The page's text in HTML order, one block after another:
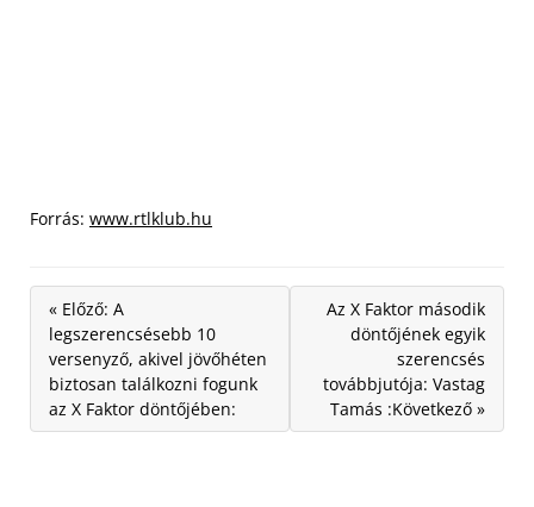
Forrás: www.rtlklub.hu
« Előző: A
legszerencsésebb 10
versenyző, akivel jövőhéten
biztosan találkozni fogunk
az X Faktor döntőjében:
Az X Faktor második
döntőjének egyik
szerencsés
továbbjutója: Vastag
Tamás :Következő »